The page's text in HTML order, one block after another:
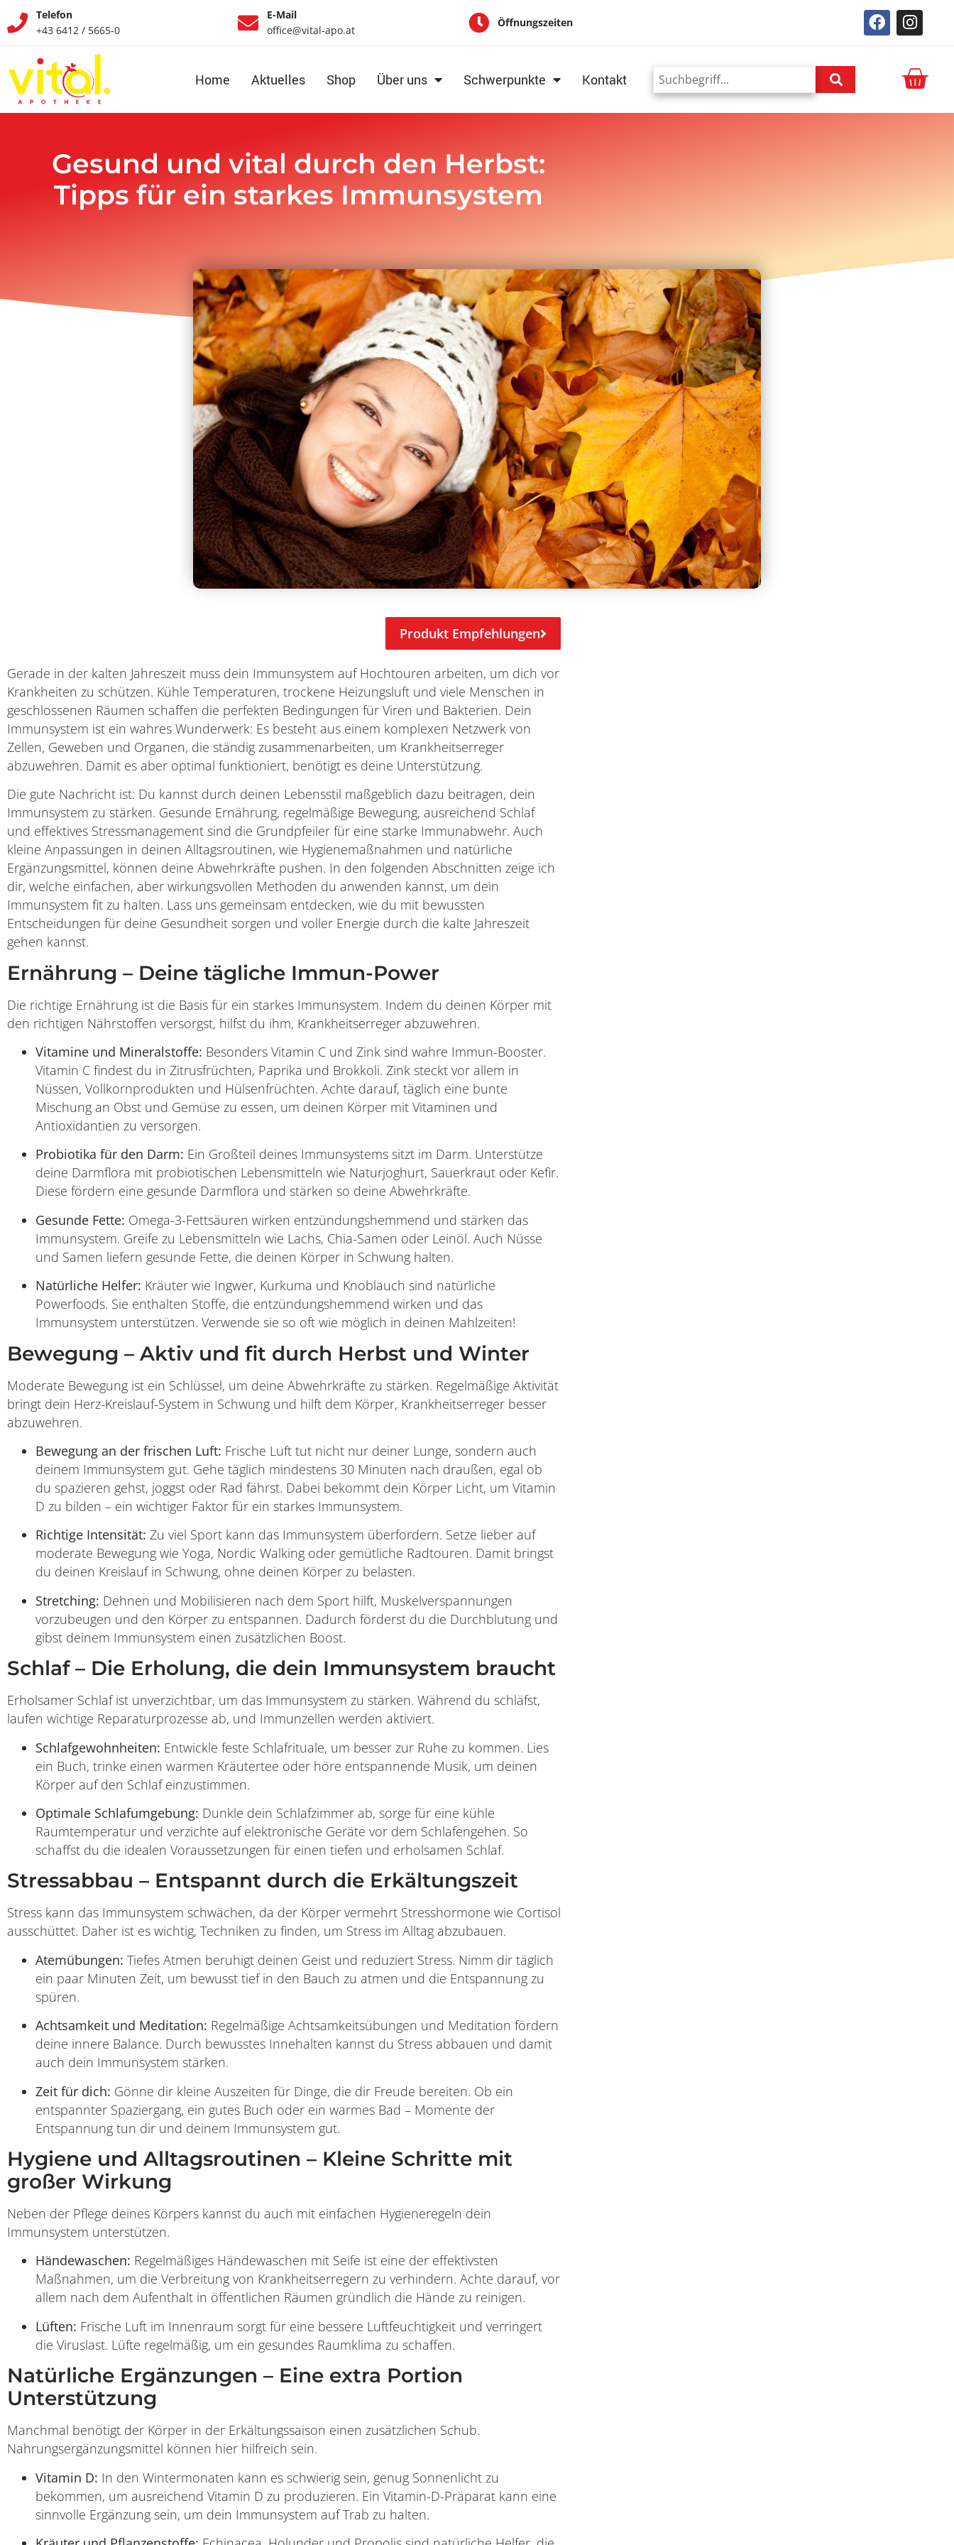
Telefon
+43 6412 / 5665-0
E-Mail
office@vital-apo.at
Öffnungszeiten
Home Aktuelles Shop Über uns Schwerpunkte Kontakt
Gesund und vital durch den Herbst:
Tipps für ein starkes Immunsystem
Produkt Empfehlungen
Gerade in der kalten Jahreszeit muss dein Immunsystem auf Hochtouren arbeiten, um dich vor
Krankheiten zu schützen. Kühle Temperaturen, trockene Heizungsluft und viele Menschen in
geschlossenen Räumen schaffen die perfekten Bedingungen für Viren und Bakterien. Dein
Immunsystem ist ein wahres Wunderwerk: Es besteht aus einem komplexen Netzwerk von
Zellen, Geweben und Organen, die ständig zusammenarbeiten, um Krankheitserreger
abzuwehren. Damit es aber optimal funktioniert, benötigt es deine Unterstützung.
Die gute Nachricht ist: Du kannst durch deinen Lebensstil maßgeblich dazu beitragen, dein
Immunsystem zu stärken. Gesunde Ernährung, regelmäßige Bewegung, ausreichend Schlaf
und effektives Stressmanagement sind die Grundpfeiler für eine starke Immunabwehr. Auch
kleine Anpassungen in deinen Alltagsroutinen, wie Hygienemaßnahmen und natürliche
Ergänzungsmittel, können deine Abwehrkräfte pushen. In den folgenden Abschnitten zeige ich
dir, welche einfachen, aber wirkungsvollen Methoden du anwenden kannst, um dein
Immunsystem fit zu halten. Lass uns gemeinsam entdecken, wie du mit bewussten
Entscheidungen für deine Gesundheit sorgen und voller Energie durch die kalte Jahreszeit
gehen kannst.
Ernährung – Deine tägliche Immun-Power
Die richtige Ernährung ist die Basis für ein starkes Immunsystem. Indem du deinen Körper mit
den richtigen Nährstoffen versorgst, hilfst du ihm, Krankheitserreger abzuwehren.
Vitamine und Mineralstoffe: Besonders Vitamin C und Zink sind wahre Immun-Booster.
Vitamin C findest du in Zitrusfrüchten, Paprika und Brokkoli. Zink steckt vor allem in
Nüssen, Vollkornprodukten und Hülsenfrüchten. Achte darauf, täglich eine bunte
Mischung an Obst und Gemüse zu essen, um deinen Körper mit Vitaminen und
Antioxidantien zu versorgen.
Probiotika für den Darm: Ein Großteil deines Immunsystems sitzt im Darm. Unterstütze
deine Darmflora mit probiotischen Lebensmitteln wie Naturjoghurt, Sauerkraut oder Kefir.
Diese fördern eine gesunde Darmflora und stärken so deine Abwehrkräfte.
Gesunde Fette: Omega-3-Fettsäuren wirken entzündungshemmend und stärken das
Immunsystem. Greife zu Lebensmitteln wie Lachs, Chia-Samen oder Leinöl. Auch Nüsse
und Samen liefern gesunde Fette, die deinen Körper in Schwung halten.
Natürliche Helfer: Kräuter wie Ingwer, Kurkuma und Knoblauch sind natürliche
Powerfoods. Sie enthalten Stoffe, die entzündungshemmend wirken und das
Immunsystem unterstützen. Verwende sie so oft wie möglich in deinen Mahlzeiten!
Bewegung – Aktiv und fit durch Herbst und Winter
Moderate Bewegung ist ein Schlüssel, um deine Abwehrkräfte zu stärken. Regelmäßige Aktivität
bringt dein Herz-Kreislauf-System in Schwung und hilft dem Körper, Krankheitserreger besser
abzuwehren.
Bewegung an der frischen Luft: Frische Luft tut nicht nur deiner Lunge, sondern auch
deinem Immunsystem gut. Gehe täglich mindestens 30 Minuten nach draußen, egal ob
du spazieren gehst, joggst oder Rad fährst. Dabei bekommt dein Körper Licht, um Vitamin
D zu bilden – ein wichtiger Faktor für ein starkes Immunsystem.
Richtige Intensität: Zu viel Sport kann das Immunsystem überfordern. Setze lieber auf
moderate Bewegung wie Yoga, Nordic Walking oder gemütliche Radtouren. Damit bringst
du deinen Kreislauf in Schwung, ohne deinen Körper zu belasten.
Stretching: Dehnen und Mobilisieren nach dem Sport hilft, Muskelverspannungen
vorzubeugen und den Körper zu entspannen. Dadurch förderst du die Durchblutung und
gibst deinem Immunsystem einen zusätzlichen Boost.
Schlaf – Die Erholung, die dein Immunsystem braucht
Erholsamer Schlaf ist unverzichtbar, um das Immunsystem zu stärken. Während du schläfst,
laufen wichtige Reparaturprozesse ab, und Immunzellen werden aktiviert.
Schlafgewohnheiten: Entwickle feste Schlafrituale, um besser zur Ruhe zu kommen. Lies
ein Buch, trinke einen warmen Kräutertee oder höre entspannende Musik, um deinen
Körper auf den Schlaf einzustimmen.
Optimale Schlafumgebung: Dunkle dein Schlafzimmer ab, sorge für eine kühle
Raumtemperatur und verzichte auf elektronische Geräte vor dem Schlafengehen. So
schaffst du die idealen Voraussetzungen für einen tiefen und erholsamen Schlaf.
Stressabbau – Entspannt durch die Erkältungszeit
Stress kann das Immunsystem schwächen, da der Körper vermehrt Stresshormone wie Cortisol
ausschüttet. Daher ist es wichtig, Techniken zu finden, um Stress im Alltag abzubauen.
Atemübungen: Tiefes Atmen beruhigt deinen Geist und reduziert Stress. Nimm dir täglich
ein paar Minuten Zeit, um bewusst tief in den Bauch zu atmen und die Entspannung zu
spüren.
Achtsamkeit und Meditation: Regelmäßige Achtsamkeitsübungen und Meditation fördern
deine innere Balance. Durch bewusstes Innehalten kannst du Stress abbauen und damit
auch dein Immunsystem stärken.
Zeit für dich: Gönne dir kleine Auszeiten für Dinge, die dir Freude bereiten. Ob ein
entspannter Spaziergang, ein gutes Buch oder ein warmes Bad – Momente der
Entspannung tun dir und deinem Immunsystem gut.
Hygiene und Alltagsroutinen – Kleine Schritte mit
großer Wirkung
Neben der Pflege deines Körpers kannst du auch mit einfachen Hygieneregeln dein
Immunsystem unterstützen.
Händewaschen: Regelmäßiges Händewaschen mit Seife ist eine der effektivsten
Maßnahmen, um die Verbreitung von Krankheitserregern zu verhindern. Achte darauf, vor
allem nach dem Aufenthalt in öffentlichen Räumen gründlich die Hände zu reinigen.
Lüften: Frische Luft im Innenraum sorgt für eine bessere Luftfeuchtigkeit und verringert
die Viruslast. Lüfte regelmäßig, um ein gesundes Raumklima zu schaffen.
Natürliche Ergänzungen – Eine extra Portion
Unterstützung
Manchmal benötigt der Körper in der Erkältungssaison einen zusätzlichen Schub.
Nahrungsergänzungsmittel können hier hilfreich sein.
Vitamin D: In den Wintermonaten kann es schwierig sein, genug Sonnenlicht zu
bekommen, um ausreichend Vitamin D zu produzieren. Ein Vitamin-D-Präparat kann eine
sinnvolle Ergänzung sein, um dein Immunsystem auf Trab zu halten.